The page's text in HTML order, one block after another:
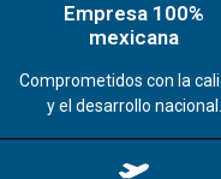
Empresa 100%
mexicana
Comprometidos con la
y el desarrollo nacional.